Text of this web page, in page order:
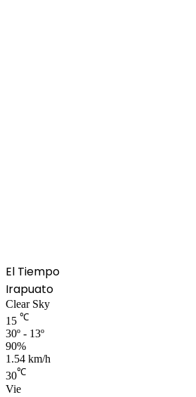
El Tiempo
Irapuato
Clear Sky
15 ℃
30º - 13º
90%
1.54 km/h
30℃
Vie